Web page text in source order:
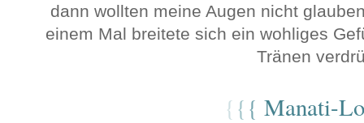
dann wollten meine Augen nicht
einem Mal breitete sich ein wohliges
Tränen
{ {{ Manati-